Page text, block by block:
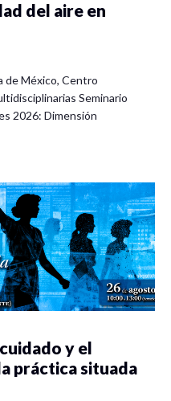
del aire en
de México, Centro
Seminario
2026: Dimensión
y el
práctica situada